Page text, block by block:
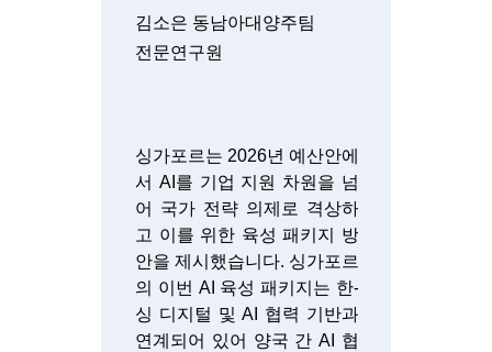
김소은 동남아대양주팀
전문연구원
싱가포르는 2026년 예산안에
서 AI를 기업 지원 차원을 넘
어 국가 전략 의제로 격상하
고 이를 위한 육성 패키지 방
안을 제시했습니다. 싱가포르
의 이번 AI 육성 패키지는 한-
싱 디지털 및 AI 협력 기반과
연계되어 있어 양국 간 AI 협